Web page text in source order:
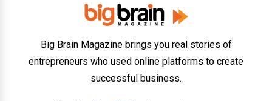
Big Brain Magazine brings you real stories of
entrepreneurs who used online platforms to create
successful business.